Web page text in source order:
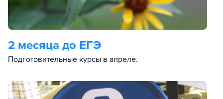
2 месяца до ЕГЭ
Подготовительные курсы в апреле.